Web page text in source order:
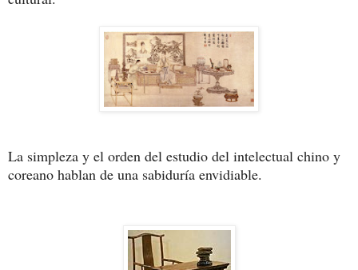
La simpleza y el orden del estudio del intelectual chino y
coreano hablan de una sabiduría envidiable.